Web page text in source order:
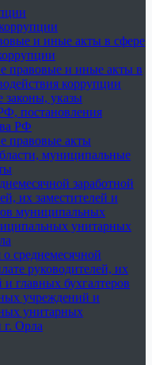
и иные акты в сфере
правовые и иные акты в
коррупции
законы, указы
постановления
РФ
правовые акты
муниципальные
заработной
их заместителей и
муниципальных
унитарных
среднемесячной
руководителей, их
и главных бухгалтеров
учреждений и
унитарных
г. Орла